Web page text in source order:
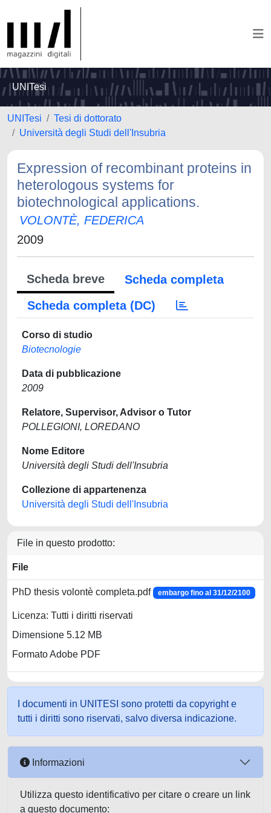
UNITesi
UNITesi
Tesi di dottorato
Università degli Studi dell'Insubria
Expression of recombinant proteins in
heterologous systems for
biotechnological applications.
VOLONTÈ, FEDERICA
2009
Scheda breve
Scheda completa
Scheda completa (DC)
Corso di studio
Biotecnologie
Data di pubblicazione
2009
Relatore, Supervisor, Advisor o Tutor
POLLEGIONI, LOREDANO
Nome Editore
Università degli Studi dell'Insubria
Collezione di appartenenza
Università degli Studi dell'Insubria
File in questo prodotto:
File
PhD thesis volontè completa.pdf embargo fino al 31/12/2100
Licenza: Tutti i diritti riservati
Dimensione 5.12 MB
Formato Adobe PDF
I documenti in UNITESI sono protetti da copyright e
tutti i diritti sono riservati, salvo diversa indicazione.
Informazioni
Utilizza questo identificativo per citare o creare un link
a questo documento: